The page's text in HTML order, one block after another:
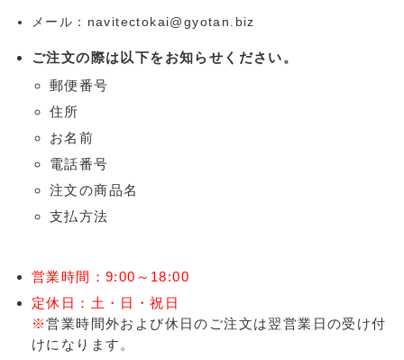
メール：navitectokai@gyotan.biz
ご注文の際は以下をお知らせください。
郵便番号
住所
お名前
電話番号
注文の商品名
支払方法
営業時間：9:00～18:00
定休日：土・日・祝日
※営業時間外および休日のご注文は翌営業日の受け付
けになります。